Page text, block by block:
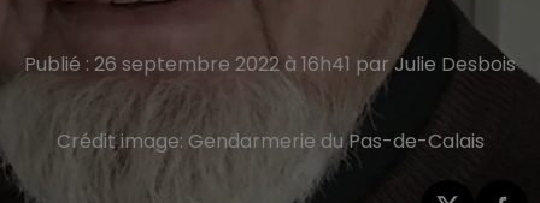
Publié : 26 septembre 2022 à 16h41 par Julie Desbois
Crédit image: Gendarmerie du Pas-de-Calais